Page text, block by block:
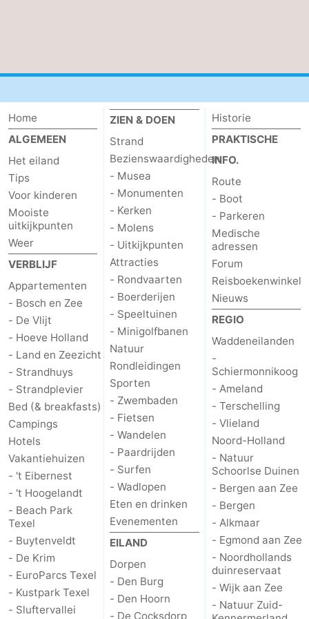
Waddeneilanden
Schiermonnikoog
-
Ameland
-
Terschelling
-
Holland
-
Natuur
Schoorlse
Duinen
-
Bergen
aan
Zee
Bergen
Alkmaar
-
Egmond
aan
Zee
-
Noordhollands
duinreservaat
-
Wijk
aan
-
Natuur
Kennermerland
Haarlem
Home
ALGEMEEN
Het eiland
Tips
Voor kinderen
Mooiste
uitkijkpunten
Weer
VERBLIJF
Appartementen
- Bosch en Zee
- De Vlijt
- Hoeve Holland
- Land en Zeezicht
- Strandhuys
- Strandplevier
Bed (& breakfasts)
Campings
Hotels
Vakantiehuizen
- 't Eibernest
- 't Hoogelandt
- Beach Park
Texel
- Buytenveldt
- De Krim
- EuroParcs Texel
- Kustpark Texel
- Sluftervallei
ZIEN & DOEN
Strand
Bezienswaardigheden
- Musea
- Monumenten
- Kerken
- Molens
- Uitkijkpunten
Attracties
- Rondvaarten
- Boerderijen
- Speeltuinen
- Minigolfbanen
Natuur
Rondleidingen
Sporten
- Zwembaden
- Fietsen
- Wandelen
- Paardrijden
- Surfen
- Wadlopen
Eten en drinken
Evenementen
EILAND
Dorpen
- Den Burg
- Den Hoorn
- De Cocksdorp
Historie
PRAKTISCHE
INFO.
Route
- Boot
- Parkeren
Medische
adressen
Forum
Reisboekenwinkel
Nieuws
REGIO
Waddeneilanden
-
Schiermonnikoog
- Ameland
- Terschelling
- Vlieland
Noord-Holland
- Natuur
Schoorlse Duinen
- Bergen aan Zee
- Bergen
- Alkmaar
- Egmond aan Zee
- Noordhollands
duinreservaat
- Wijk aan Zee
- Natuur Zuid-